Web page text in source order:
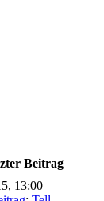
Beitrag
13:00